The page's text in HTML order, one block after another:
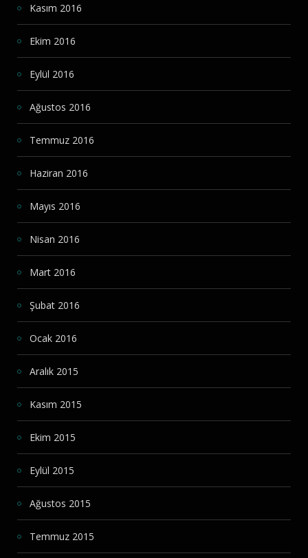
Kasım 2016
Ekim 2016
Eylül 2016
Ağustos 2016
Temmuz 2016
Haziran 2016
Mayıs 2016
Nisan 2016
Mart 2016
Şubat 2016
Ocak 2016
Aralık 2015
Kasım 2015
Ekim 2015
Eylül 2015
Ağustos 2015
Temmuz 2015